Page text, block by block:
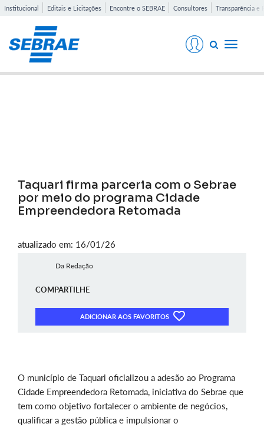
Institucional Editais e Licitações Encontre o SEBRAE Consultores Transparência e
Toggle
Taquari firma parceria com o Sebrae
por meio do programa Cidade
Empreendedora Retomada
atualizado em: 16/01/26
Da Redação
COMPARTILHE
ADICIONAR AOS FAVORITOS
O município de Taquari oficializou a adesão ao Programa
Cidade Empreendedora Retomada, iniciativa do Sebrae que
tem como objetivo fortalecer o ambiente de negócios,
qualificar a gestão pública e impulsionar o